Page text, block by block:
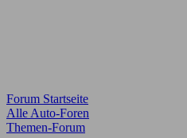
Forum Startseite
Alle Auto-Foren
Themen-Forum